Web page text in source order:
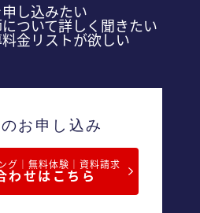
し込みたい
ついて詳しく聞きたい
金リストが欲しい
お申し込み
グ｜無料体験｜資料請求
わせはこちら